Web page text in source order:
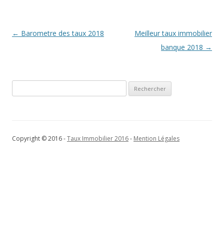
Navigation
← Barometre des taux 2018
Meilleur taux immobilier
banque 2018 →
Copyright © 2016 -Taux Immobilier 2016- Mention Légales